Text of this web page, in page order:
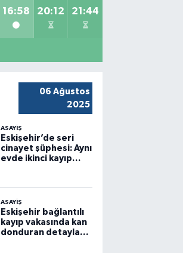
16:58 20:12 21:44
06 Ağustos
2025
ASAYİŞ
Eskişehir’de seri
cinayet şüphesi: Aynı
evde ikinci kayıp
ASAYİŞ
Eskişehir bağlantılı
kayıp vakasında kan
donduran detaylar